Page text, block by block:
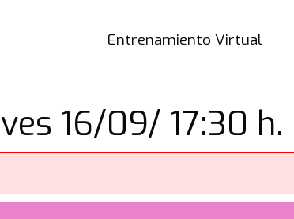
Entrenamiento Virtual
16/09/ 17:30 h.